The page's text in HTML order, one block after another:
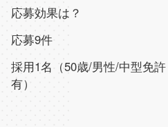
応募効果は？
応募9件
採用1名（50歳/男性/中型免
有）